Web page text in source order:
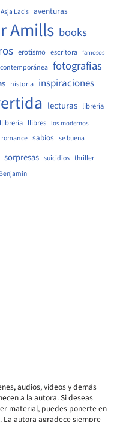
Asja Lacis aventuras
Amills books
erotismo escritora famosos
fotografias
historia inspiraciones
lecturas libreria
llibreria llibres los modernos
romance sabios se buena
sorpresas suicidios thriller
audios, vídeos y demás
a la autora. Si deseas
material, puedes ponerte en
autora agradece siempre